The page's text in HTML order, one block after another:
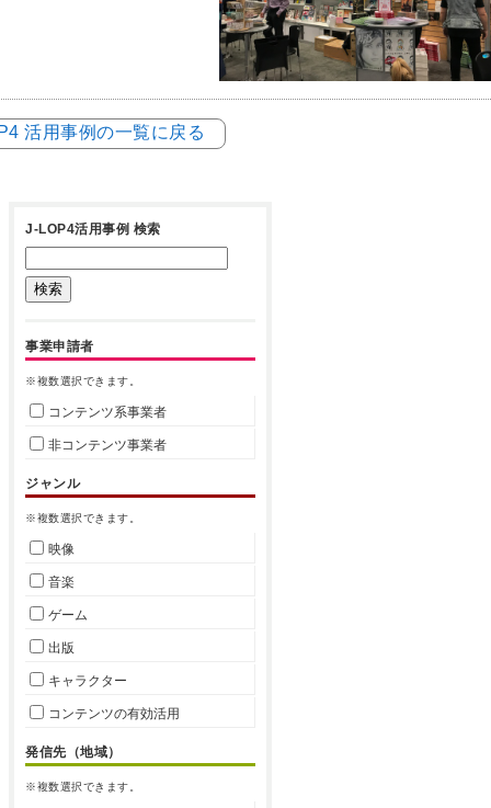
活用事例の一覧に戻る
J-LOP4活用事例 検索
事業申請者
※複数選択できます。
コンテンツ系事業者
非コンテンツ事業者
ジャンル
※複数選択できます。
映像
音楽
ゲーム
出版
キャラクター
コンテンツの有効活用
発信先（地域）
※複数選択できます。